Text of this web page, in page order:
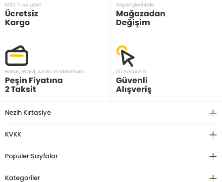
1000 TL ve üzeri
Ücretsiz
Kargo
Alışverişlerinizde
Mağazadan
Değişim
Bonus, Word, Axess ve Maximum
Peşin Fiyatına
2 Taksit
3D Secure ile
Güvenli
Alışveriş
Nezih Kırtasiye
KVKK
Popüler Sayfalar
Kategoriler